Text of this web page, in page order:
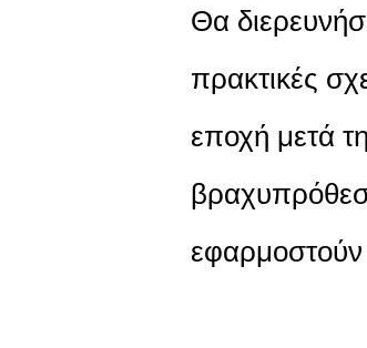
Θα
πρακτικές
εποχή μετά